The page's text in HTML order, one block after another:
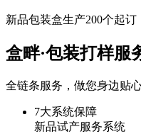
新品包装盒生产200个起订
盒畔·包装打样服
全链条服务，做您身边贴
7大系统保障
新品试产服务系统